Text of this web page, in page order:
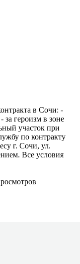
в Сочи: -
за героизм в зоне
участок при
по контракту
г. Сочи, ул.
Все условия